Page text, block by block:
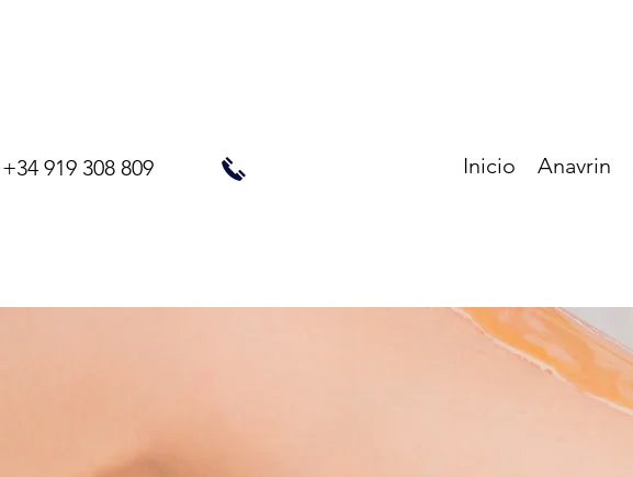
+34 919 308 809 Inicio Anavrin